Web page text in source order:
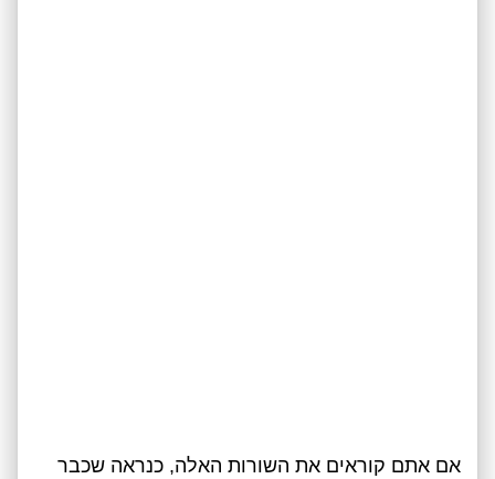
אם אתם קוראים את השורות האלה, כנראה שכבר